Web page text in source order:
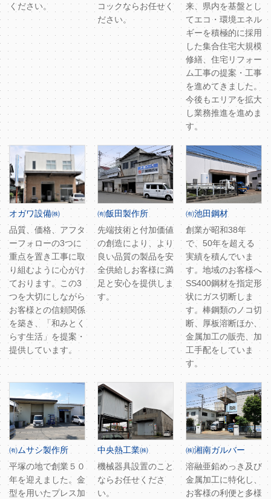
ください。
コックならお任せく
ださい。
来、県内を基盤とし
てエコ・環境エネル
ギーを積極的に採用
した集合住宅大規模
修繕、住宅リフォー
ム工事の提案・工事
を進めてきました。
今後もエリアを拡大
し業務推進を進めま
す。
オガワ設備㈱
品質、価格、アフタ
ーフォローの3つに
重点を置き工事に取
り組むように心がけ
ております。この3
つを大切にしながら
お客様との信頼関係
を築き、「和みとく
らす生活」を提案・
提供しています。
㈲飯田製作所
先端技術と付加価値
の創造により、より
良い品質の製品を安
全供給しお客様に満
足と安心を提供しま
す。
㈲池田鋼材
創業が昭和38年
で、50年を超える
実績を積んでいま
す。地域のお客様へ
SS400鋼材を指定形
状にガス切断しま
す。棒鋼類のノコ切
断、厚板溶断ほか、
金属加工の販売、加
工手配をしていま
す。
㈲ムサシ製作所
平塚の地で創業５０
年を迎えました。金
型を用いたプレス加
中央熱工業㈱
機械器具設置のこと
ならお任せくださ
い。
㈱湘南ガルバー
溶融亜鉛めっき及び
金属加工に特化し、
お客様の利便と多様